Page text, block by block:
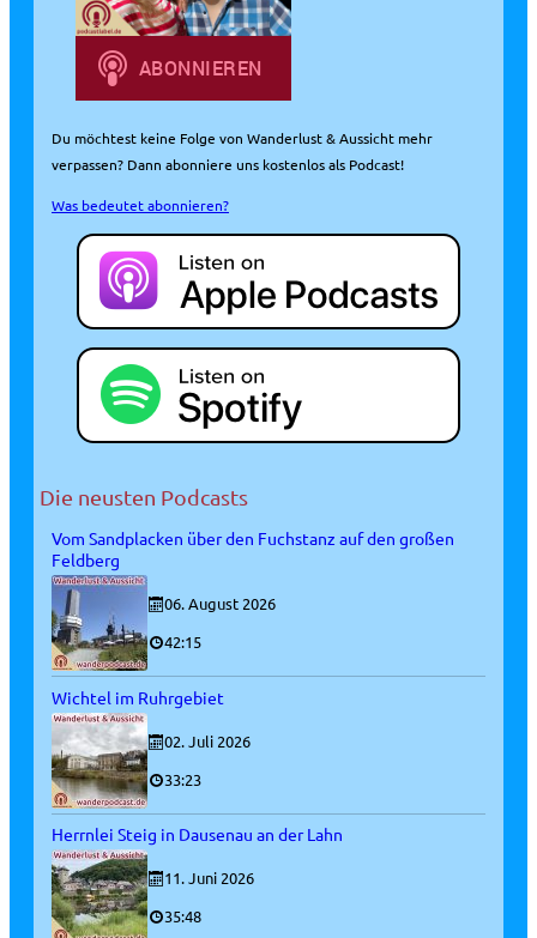
Du möchtest keine Folge von Wanderlust & Aussicht mehr
verpassen? Dann abonniere uns kostenlos als Podcast!
Was bedeutet abonnieren?
Die neusten Podcasts
Vom Sandplacken über den Fuchstanz auf den großen
Feldberg
06. August 2026
42:15
Wichtel im Ruhrgebiet
02. Juli 2026
33:23
Herrnlei Steig in Dausenau an der Lahn
11. Juni 2026
35:48